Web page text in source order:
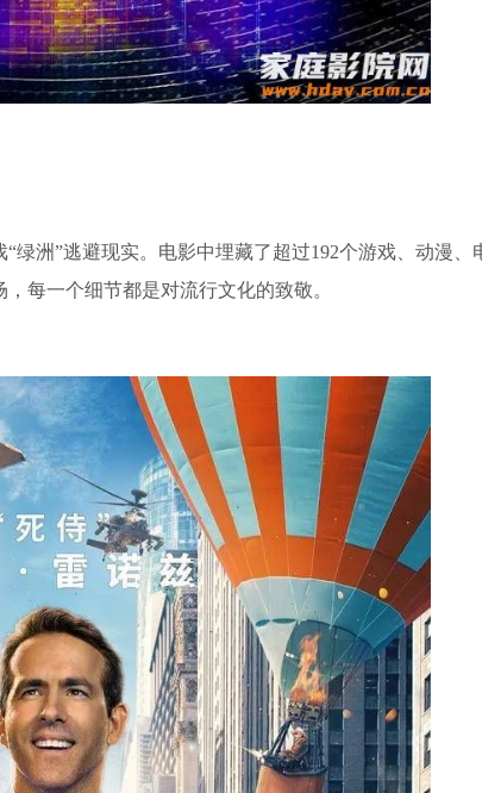
洲”逃避现实。电影中埋藏了超过192个游戏、动漫、
每一个细节都是对流行文化的致敬。